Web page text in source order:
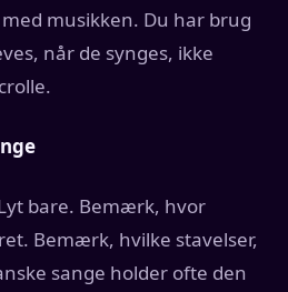
musikken. Du har brug
når de synges, ikke
bare. Bemærk, hvor
Bemærk, hvilke stavelser,
sange holder ofte den